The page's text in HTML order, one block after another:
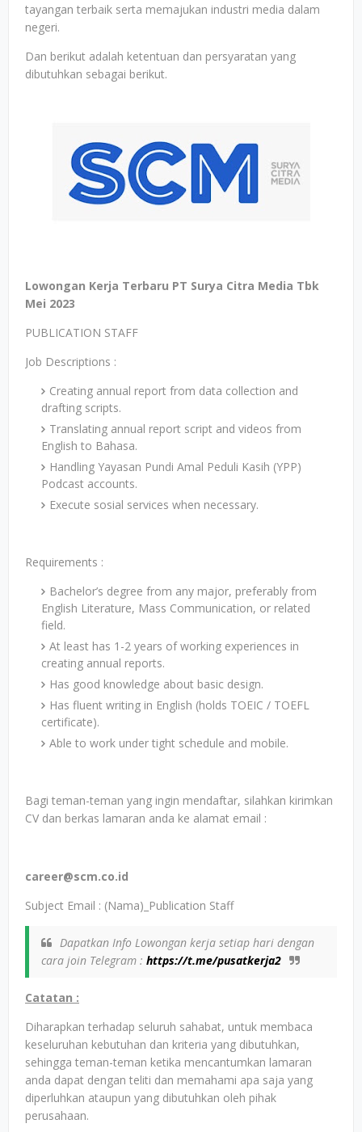
tayangan terbaik serta memajukan industri media dalam
negeri.
Dan berikut adalah ketentuan dan persyaratan yang
dibutuhkan sebagai berikut.
Lowongan Kerja Terbaru PT Surya Citra Media Tbk
Mei 2023
PUBLICATION STAFF
Job Descriptions :
Creating annual report from data collection and
drafting scripts.
Translating annual report script and videos from
English to Bahasa.
Handling Yayasan Pundi Amal Peduli Kasih (YPP)
Podcast accounts.
Execute sosial services when necessary.
Requirements :
Bachelor’s degree from any major, preferably from
English Literature, Mass Communication, or related
field.
At least has 1-2 years of working experiences in
creating annual reports.
Has good knowledge about basic design.
Has fluent writing in English (holds TOEIC / TOEFL
certificate).
Able to work under tight schedule and mobile.
Bagi teman-teman yang ingin mendaftar, silahkan kirimkan
CV dan berkas lamaran anda ke alamat email :
career@scm.co.id
Subject Email : (Nama)_Publication Staff
Dapatkan Info Lowongan kerja setiap hari dengan
cara join Telegram : https://t.me/pusatkerja2
Catatan :
Diharapkan terhadap seluruh sahabat, untuk membaca
keseluruhan kebutuhan dan kriteria yang dibutuhkan,
sehingga teman-teman ketika mencantumkan lamaran
anda dapat dengan teliti dan memahami apa saja yang
diperluhkan ataupun yang dibutuhkan oleh pihak
perusahaan.